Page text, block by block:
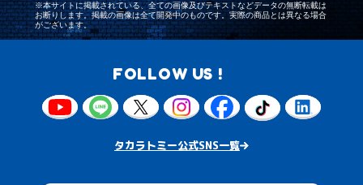
※本サイトに掲載されている、全ての画像及びテキストなどデータの無断転載は
お断りします。掲載の画像は全て開発中のものです。実際の商品とは異なる場合
がございます。
FOLLOW US !
タカラトミー公式SNS一覧